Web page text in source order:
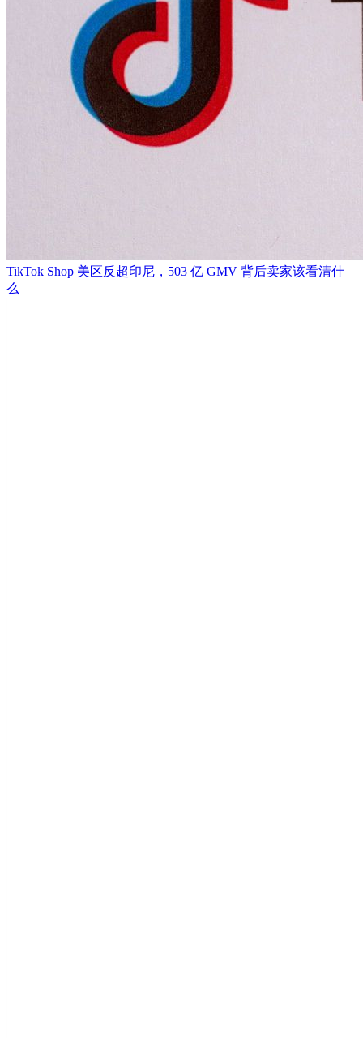
TikTok Shop 美区反超印尼，503 亿 GMV 背后卖家该看清什
么